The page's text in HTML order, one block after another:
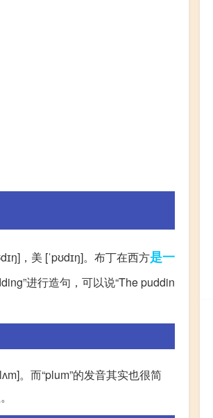
，美 [ˈpʊdɪŋ]。布丁在西方是一
进行造句，可以说“The puddin
。而“plum”的发音其实也很简